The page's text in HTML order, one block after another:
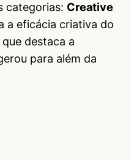
categorias: Creative
a eficácia criativa do
que destaca a
para além da